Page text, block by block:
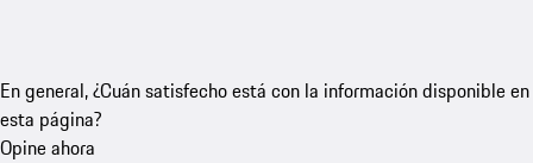
En general, ¿Cuán satisfecho está con la información disponible en
esta página?
Opine ahora